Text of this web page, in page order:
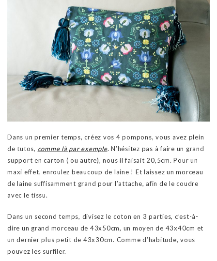
Dans un premier temps, créez vos 4 pompons, vous avez plein
de tutos, comme là par exemple. N’hésitez pas à faire un grand
support en carton ( ou autre), nous il faisait 20,5cm. Pour un
maxi effet, enroulez beaucoup de laine ! Et laissez un morceau
de laine suffisamment grand pour l’attache, afin de le coudre
avec le tissu.
Dans un second temps, divisez le coton en 3 parties, c’est-à-
dire un grand morceau de 43x50cm, un moyen de 43x40cm et
un dernier plus petit de 43x30cm. Comme d’habitude, vous
pouvez les surfiler.